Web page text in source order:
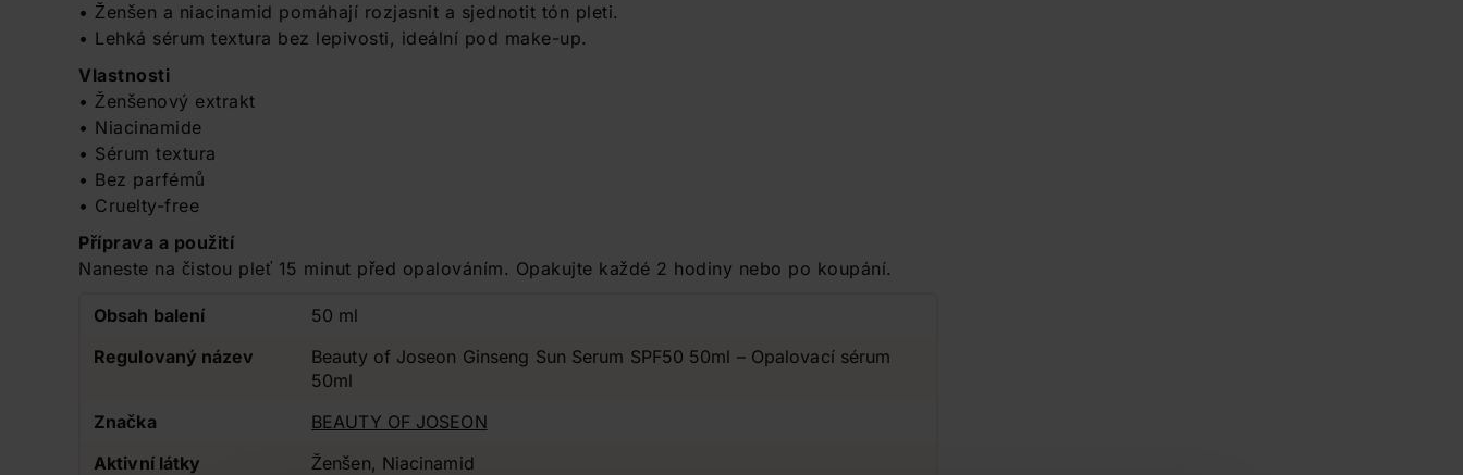
• Ženšen a niacinamid pomáhají rozjasnit a sjednotit tón pleti.
• Lehká sérum textura bez lepivosti, ideální pod make-up.
Vlastnosti
• Ženšenový extrakt
• Niacinamide
• Sérum textura
• Bez parfémů
• Cruelty-free
Příprava a použití
Naneste na čistou pleť 15 minut před opalováním. Opakujte každé 2 hodiny nebo po koupání.
Obsah balení
50 ml
Regulovaný název
Beauty of Joseon Ginseng Sun Serum SPF50 50ml – Opalovací sérum
50ml
Značka
BEAUTY OF JOSEON
Aktivní látky
Ženšen, Niacinamid